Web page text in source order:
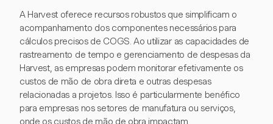
A Harvest oferece recursos robustos que simplificam o
acompanhamento dos componentes necessários para
cálculos precisos de COGS. Ao utilizar as capacidades de
rastreamento de tempo e gerenciamento de despesas da
Harvest, as empresas podem monitorar efetivamente os
custos de mão de obra direta e outras despesas
relacionadas a projetos. Isso é particularmente benéfico
para empresas nos setores de manufatura ou serviços,
onde os custos de mão de obra impactam